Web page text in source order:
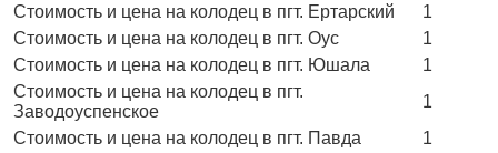
Стоимость и цена на колодец в пгт. Ертарский
1
Стоимость и цена на колодец в пгт. Оус
1
Стоимость и цена на колодец в пгт. Юшала
1
Стоимость и цена на колодец в пгт.
Заводоуспенское
1
Стоимость и цена на колодец в пгт. Павда
1